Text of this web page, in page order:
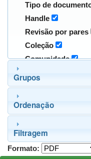
Tipo de
Handle
Revisão por pares
Coleção
Comunidade
Grupos
Ordenação
Filtragem
Formato: